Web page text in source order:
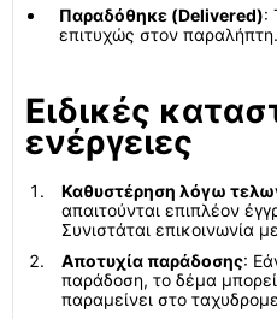
Παραδόθηκε (Delivered):
επιτυχώς στον παραλήπτη.
Ειδικές
ενέργειες
Καθυστέρηση λόγω
απαιτούνται επιπλέον
Συνιστάται επικοινωνία
Αποτυχία παράδοσης:
παράδοση, το δέμα
παραμείνει στο